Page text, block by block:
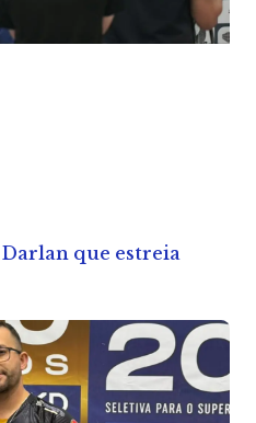
que estreia